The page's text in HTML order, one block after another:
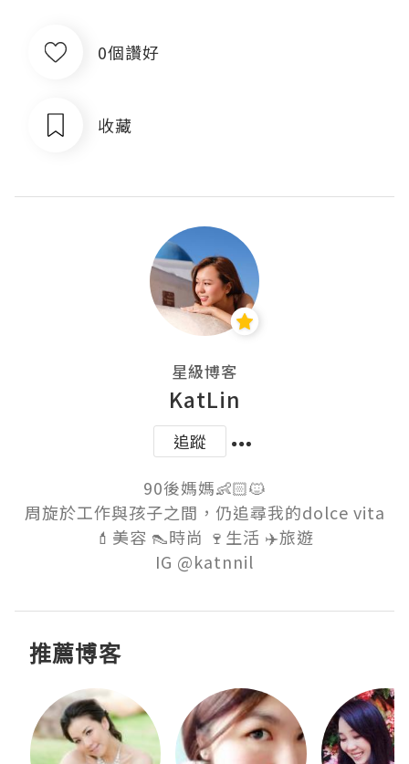
0個讚好
收藏
星級博客
KatLin
追蹤
90後媽媽👶🏻🐱
周旋於工作與孩子之間，仍追尋我的dolce vita
💄美容 👠時尚 🍷生活 ✈️旅遊
推薦博客